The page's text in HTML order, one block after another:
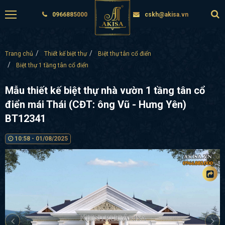
0966885000 cskh@akisa.vn
Trang chủ Thiết kế biệt thự
Biệt thự tân cổ điển
Biệt thự 1 tầng tân cổ điển
Mẫu thiết kế biệt thự nhà vườn 1 tầng tân cổ
điển mái Thái (CĐT: ông Vũ - Hưng Yên)
BT12341
10:58 - 01/08/2025